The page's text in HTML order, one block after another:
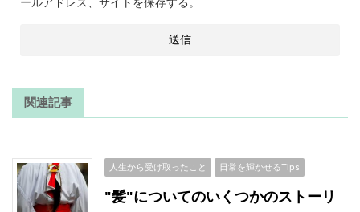
関連記事
人生から受け取ったこと 日常を輝かせるTips
"髪"についてのいくつかのストーリ